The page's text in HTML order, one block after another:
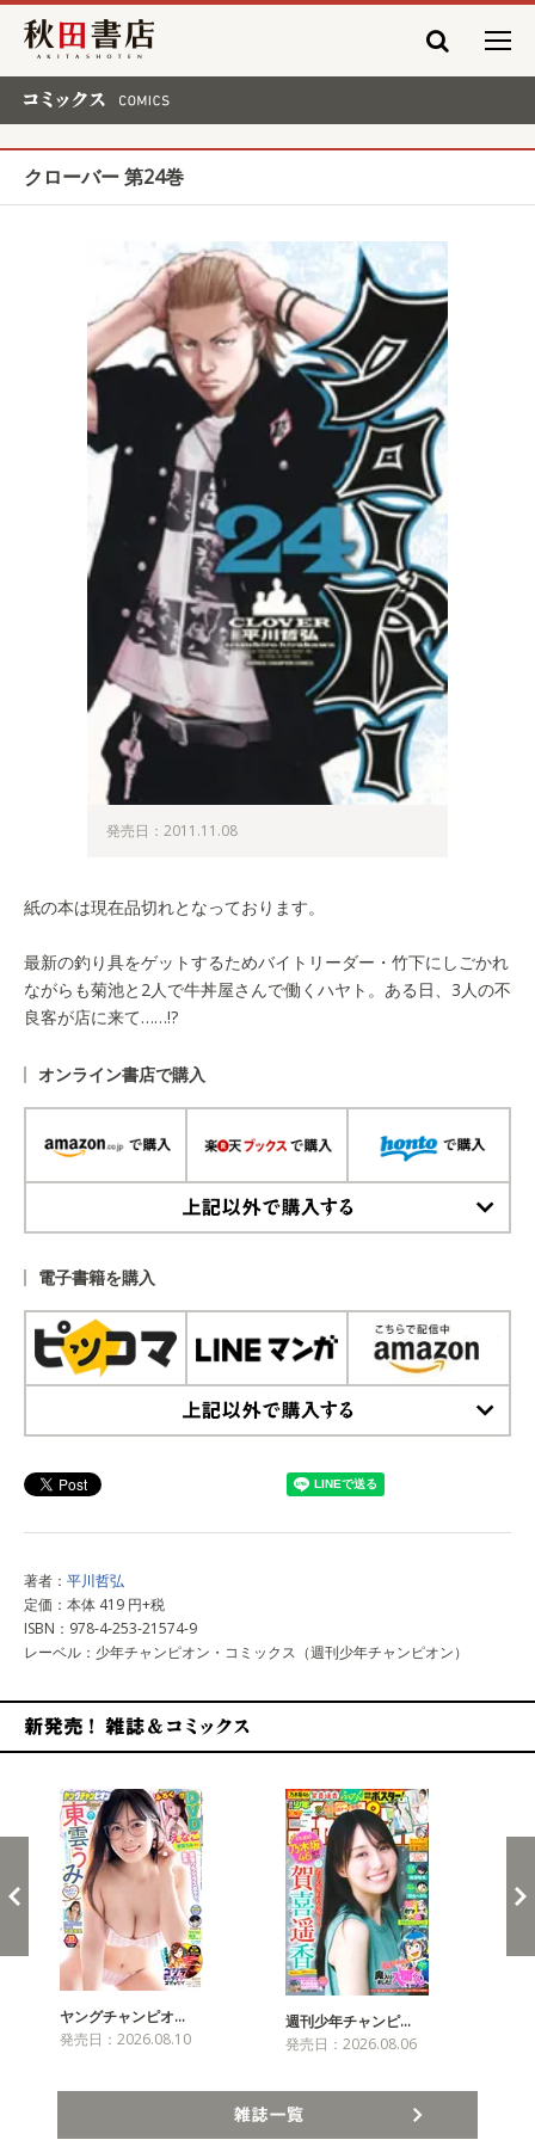
秋田書店
クローバー 第24巻
発売日：2011.11.08
紙の本は現在品切れとなっております。
最新の釣り具をゲットするためバイトリーダー・竹下にしごかれ
ながらも菊池と2人で牛丼屋さんで働くハヤト。ある日、3人の不
良客が店に来て……!?
オンライン書店で購入
電子書籍を購入
著者： 平川哲弘
定価：本体 419 円+税
ISBN：978-4-253-21574-9
レーベル：少年チャンピオン・コミックス（週刊少年チャンピオン）
ヤングチャンピオ…
発売日：2026.08.10
週刊少年チャンピ…
発売日：2026.08.06